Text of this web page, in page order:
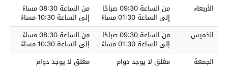
الأربعاء
من الساعة 09:30 صباحًا
إلى الساعة 01:30 مساءً
من الساعة 08:30 مساءً
إلى الساعة 10:30 مساءً
الخميس
من الساعة 09:30 صباحًا
إلى الساعة 01:30 مساءً
من الساعة 08:30 مساءً
إلى الساعة 10:30 مساءً
الجمعة
مغلق لا يوجد دوام مغلق لا يوجد دوام